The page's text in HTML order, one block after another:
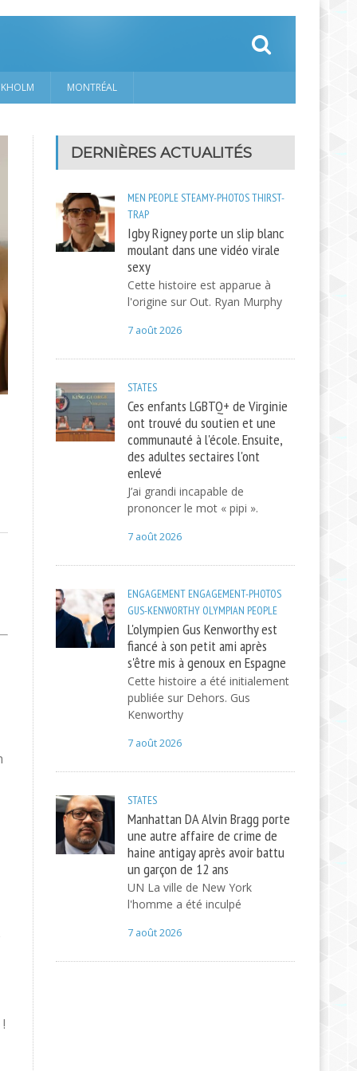
MONTRÉAL
DERNIÈRES ACTUALITÉS
MEN PEOPLESTEAMY-PHOTOSTHIRST-
TRAP
Igby Rigney porte un slip blanc
moulant dans une vidéo virale
sexy
Cette histoire est apparue à
l'origine sur Out. Ryan Murphy
7 août 2026
STATES
Ces enfants LGBTQ+ de Virginie
ont trouvé du soutien et une
communauté à l'école. Ensuite,
des adultes sectaires l'ont
enlevé
J’ai grandi incapable de
prononcer le mot « pipi ».
7 août 2026
ENGAGEMENT ENGAGEMENT-PHOTOS
GUS-KENWORTHY OLYMPIAN PEOPLE
L'olympien Gus Kenworthy est
fiancé à son petit ami après
s'être mis à genoux en Espagne
Cette histoire a été initialement
publiée sur Dehors. Gus
Kenworthy
7 août 2026
STATES
Manhattan DA Alvin Bragg porte
une autre affaire de crime de
haine antigay après avoir battu
un garçon de 12 ans
UN La ville de New York
l'homme a été inculpé
7 août 2026